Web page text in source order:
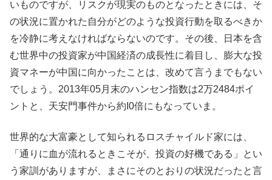
いものですが、リスクが現実のものとなったときには、そ
の状況に置かれた自分がどのような投資行動を取るべきか
を冷静に考えなければならないのです。その後、日本を含
む世界中の投資家が中国経済の成長性に着目し、膨大な投
資マネーが中国に向かったことは、改めて言うまでもない
でしょう。2013年05月末のハンセン指数は2万2484ポイ
ントと、天安門事件から約I0倍にもなっていま。
世界的な大富豪として知られるロスチャイルド家には、
「通りに血が流れるときこそが、投資の好機である」とい
う家訓がありますが、まさにそのとおりの状況だったと言